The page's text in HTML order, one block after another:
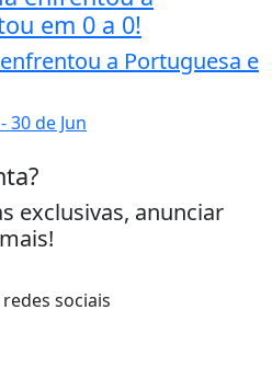
em 0 a 0!
a Portuguesa e
- 30 de Jun
exclusivas, anunciar
sociais